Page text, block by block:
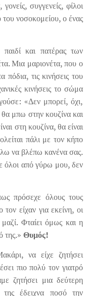
συγγενείς, φίλοι
του νοσοκομείου, ο ένας
και πατέρας των
Μια μαριονέτα, που ο
τις κινήσεις του
κινήσεις το σώμα
«Δεν μπορεί, όχι,
θα μπω στην κουζίνα και
στη κουζίνα, θα είναι
πάλι με τον κήπο
να βλέπω κανένα σας.
όλοι από γύρω μου, δεν
πρόσεχε όλους τους
είχαν για εκείνη, οι
Φταίει όμως και η
της.» Θυμός!
να είχε ζητήσει
πιο πολύ τον γιατρό
ζητήσει μια δεύτερη
έδειχνα ποσό την